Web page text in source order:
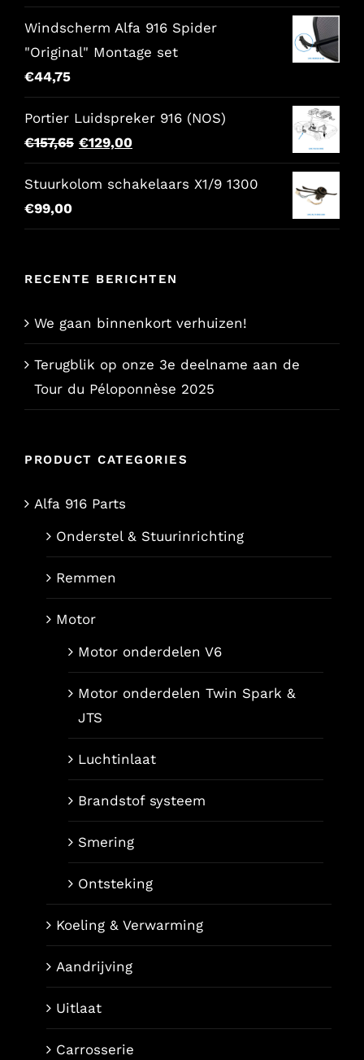
Windscherm Alfa 916 Spider
"Original" Montage set
€44,75
Portier Luidspreker 916 (NOS)
€157,65 Oorspronkelijke
prijs
was:
€129,00Huidige
prijs
is:
Stuurkolom schakelaars X1/9 1300
€99,00
RECENTE BERICHTEN
We gaan binnenkort verhuizen!
Terugblik op onze 3e deelname aan de
Tour du Péloponnèse 2025
PRODUCT CATEGORIES
Alfa 916 Parts
Onderstel & Stuurinrichting
Remmen
Motor
Motor onderdelen V6
Motor onderdelen Twin Spark &
JTS
Luchtinlaat
Brandstof systeem
Smering
Ontsteking
Koeling & Verwarming
Aandrijving
Uitlaat
Carrosserie